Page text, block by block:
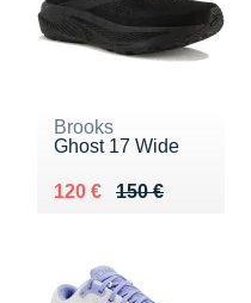
Brooks
Ghost 17 Wide
150 €
Au lieu de 150 €
120 €
Vendu 120 €